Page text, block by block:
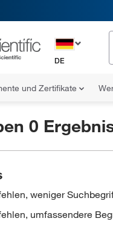
DE
und Zertifikate
0
weniger
umfassendere